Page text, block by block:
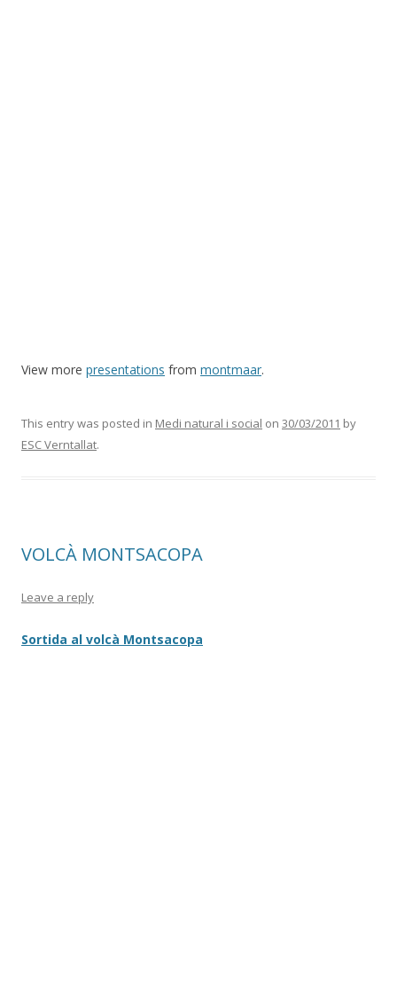
View more presentations from montmaar.
This entry was posted in Medi natural i social on 30/03/2011 by
ESC Verntallat.
VOLCÀ MONTSACOPA
Leave a reply
Sortida al volcà Montsacopa